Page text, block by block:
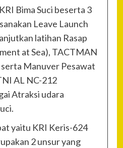
Bima Suci beserta 3
Leave Launch
latihan Rasap
at Sea), TACTMAN
Manuver Pesawat
AL NC-212
Atraksi udara
yaitu KRI Keris-624
2 unsur yang